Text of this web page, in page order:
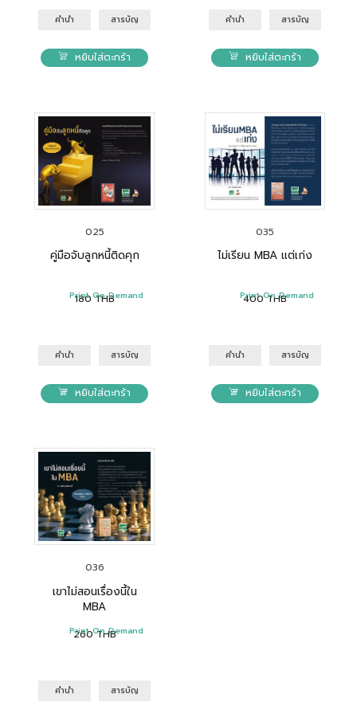
คำนำ สารบัญ
หยิบใส่ตะกร้า
คำนำ สารบัญ
หยิบใส่ตะกร้า
025
คู่มือจับลูกหนี้ติดคุก
180 THB
Print On Demand
คำนำ สารบัญ
หยิบใส่ตะกร้า
035
ไม่เรียน MBA แต่เก่ง
400 THB
Print On Demand
คำนำ สารบัญ
หยิบใส่ตะกร้า
036
เขาไม่สอนเรื่องนี้ใน
MBA
260 THB
Print On Demand
คำนำ สารบัญ